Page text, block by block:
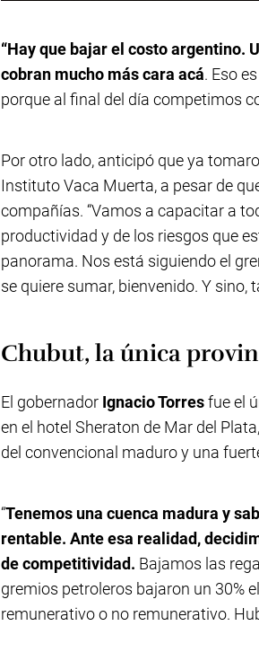
“Hay que bajar el costo argentino.
cobran mucho más cara acá. Eso
porque al final del día competimos
Por otro lado, anticipó que ya
Instituto Vaca Muerta, a pesar de
compañías. “Vamos a capacitar a
productividad y de los riesgos que
panorama. Nos está siguiendo el
se quiere sumar, bienvenido. Y sino,
Chubut, la única
El gobernador Ignacio Torresfue el
en el hotel Sheraton de Mar del
del convencional maduro y una
“Tenemos una cuenca madura y
rentable. Ante esa realidad,
de competitividad. Bajamos las
gremios petroleros bajaron un 30%
remunerativo o no remunerativo.